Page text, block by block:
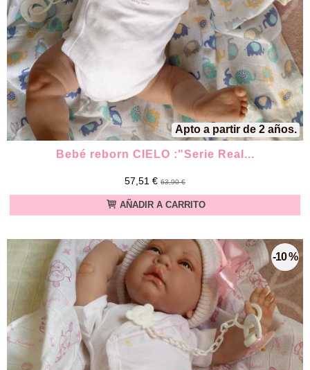
Apto a partir de 2 años.
Bebé reborn CIELO :"Serie Real...
57,51 € 63,90 €
AÑADIR A CARRITO
-10 %